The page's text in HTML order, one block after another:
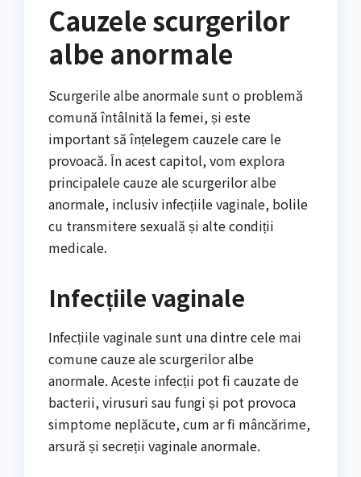
Cauzele scurgerilor
albe anormale
Scurgerile albe anormale sunt o problemă
comună întâlnită la femei, și este
important să înțelegem cauzele care le
provoacă. În acest capitol, vom explora
principalele cauze ale scurgerilor albe
anormale, inclusiv infecțiile vaginale, bolile
cu transmitere sexuală și alte condiții
medicale.
Infecțiile vaginale
Infecțiile vaginale sunt una dintre cele mai
comune cauze ale scurgerilor albe
anormale. Aceste infecții pot fi cauzate de
bacterii, virusuri sau fungi și pot provoca
simptome neplăcute, cum ar fi mâncărime,
arsură și secreții vaginale anormale.